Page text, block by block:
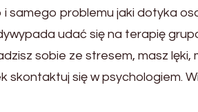
problemu jaki dotyka
udać się na terapię
sobie ze stresem, masz
się w psychologiem.